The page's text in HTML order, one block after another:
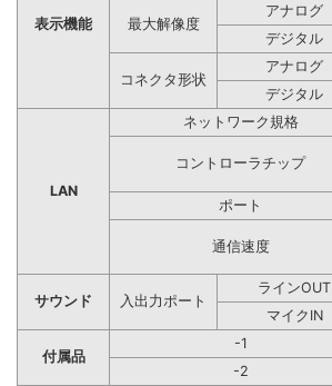
表示機能 最大解像度
アナログ
デジタル
コネクタ形状
アナログ
デジタル
LAN
ネットワーク規格
コントローラチップ
ポート
通信速度
サウンド 入出力ポート
ラインOUT
マイクIN
付属品
-1
-2